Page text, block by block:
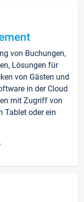
von Buchungen,
Lösungen für
von Gästen und
in der Cloud
mit Zugriff von
Tablet oder ein